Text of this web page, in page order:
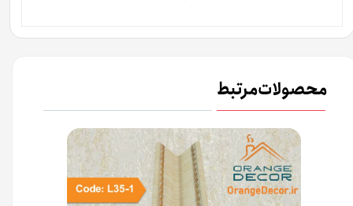
محصولات مرتبط